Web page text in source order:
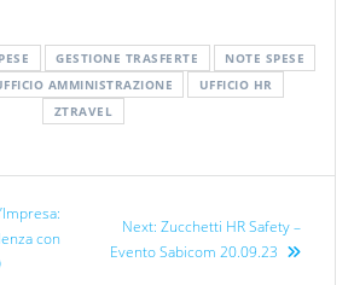
GESTIONE TRASFERTE
NOTE SPESE
AMMINISTRAZIONE
UFFICIO HR
ZTRAVEL
con
Next: Zucchetti HR Safety –
Evento Sabicom 20.09.23